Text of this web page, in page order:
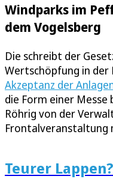
Windparks im
dem Vogelsberg
Die schreibt der
Wertschöpfung in
Akzeptanz der
die Form einer
Röhrig von der
Frontalveranstaltung
Teurer Lappen?